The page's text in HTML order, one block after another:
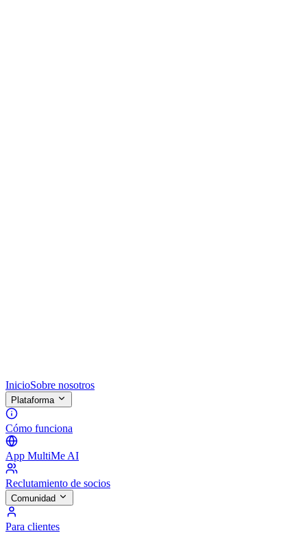
InicioSobre nosotros
Plataforma
Cómo funciona
App MultiMe AI
Reclutamiento de socios
Comunidad
Para clientes